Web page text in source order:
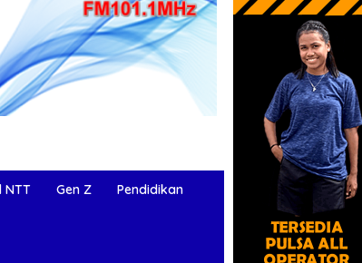
NTT Gen Z Pendidikan